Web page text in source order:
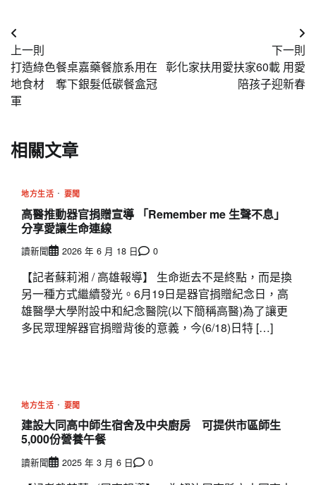
文
章
導
覽
上一則
打造綠色餐桌嘉藥餐旅系用在
地食材 奪下銀髮低碳餐盒冠
軍
下一則
彰化家扶用愛扶家60載 用愛
陪孩子迎新春
相關文章
地方生活 要聞
高醫推動器官捐贈宣導 「Remember me 生聲不息」
分享愛讓生命連線
讀新聞 2026 年 6 月 18 日 0
【記者蘇莉湘 / 高雄報導】 生命逝去不是終點，而是換
另一種方式繼續發光。6月19日是器官捐贈紀念日，高
雄醫學大學附設中和紀念醫院(以下簡稱高醫)為了讓更
多民眾理解器官捐贈背後的意義，今(6/18)日特 […]
地方生活 要聞
建設大同高中師生宿舍及中央廚房 可提供市區師生
5,000份營養午餐
讀新聞 2025 年 3 月 6 日 0